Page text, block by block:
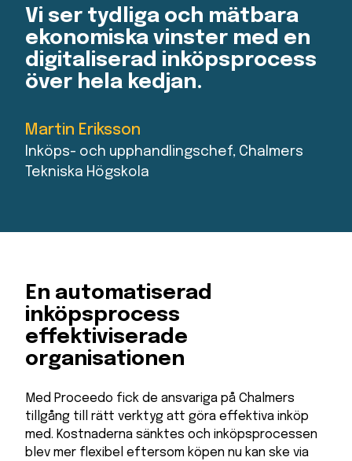
Vi ser tydliga och mätbara
ekonomiska vinster med en
digitaliserad inköpsprocess
över hela kedjan.
Martin Eriksson
Inköps- och upphandlingschef, Chalmers
Tekniska Högskola
En automatiserad
inköpsprocess
effektiviserade
organisationen
Med Proceedo fick de ansvariga på Chalmers
tillgång till rätt verktyg att göra effektiva inköp
med. Kostnaderna sänktes och inköpsprocessen
blev mer flexibel eftersom köpen nu kan ske via